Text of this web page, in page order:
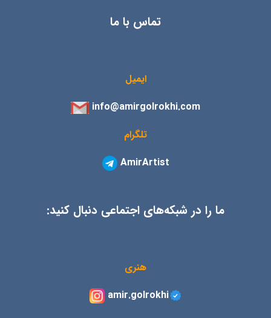
تماس با ما
ایمیل
info@amirgolrokhi.com
تلگرام
AmirArtist
ما را در شبکه‌های اجتماعی دنبال کنید:
هنری
amir.golrokhi